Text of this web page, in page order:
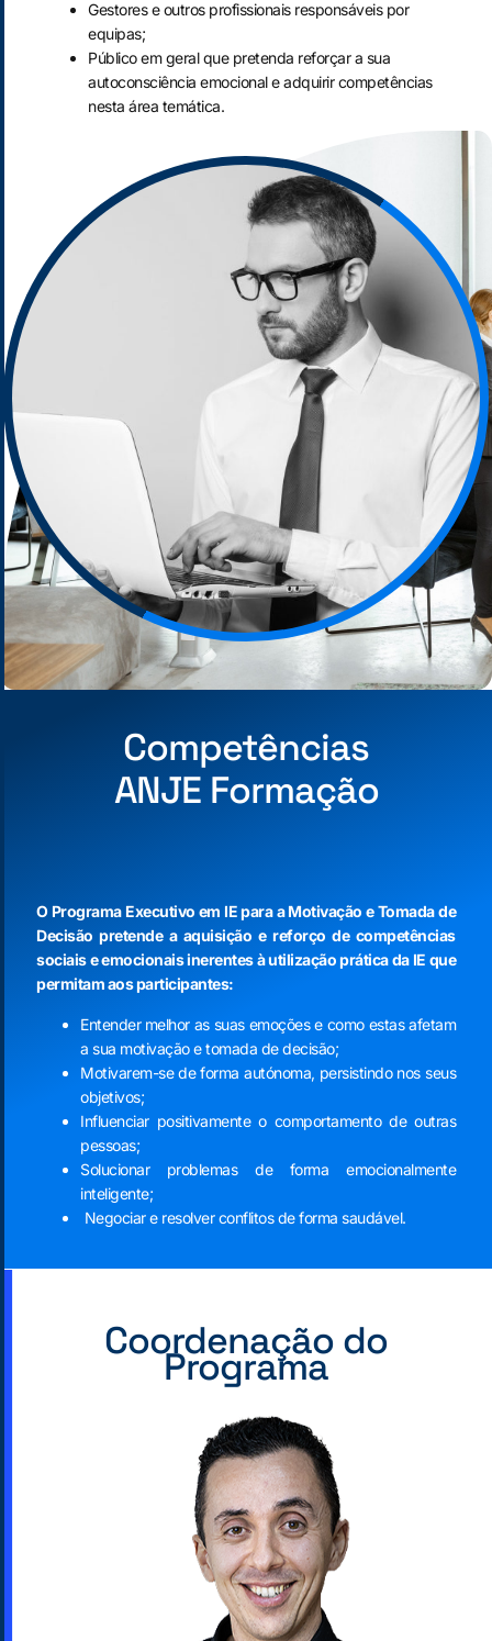
Gestores e outros profissionais responsáveis por
equipas;
Público em geral que pretenda reforçar a sua
autoconsciência emocional e adquirir competências
nesta área temática.
Competências
ANJE Formação
O Programa Executivo em IE para a Motivação e Tomada de
Decisão pretende a aquisição e reforço de competências
sociais e emocionais inerentes à utilização prática da IE que
permitam aos participantes:
Entender melhor as suas emoções e como estas afetam
a sua motivação e tomada de decisão;
Motivarem-se de forma autónoma, persistindo nos seus
objetivos;
Influenciar positivamente o comportamento de outras
pessoas;
Solucionar problemas de forma emocionalmente
inteligente;
Negociar e resolver conflitos de forma saudável.
Coordenação do
Programa